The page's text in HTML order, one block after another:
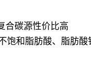
合碳源性价比高
和脂肪酸、脂肪酸